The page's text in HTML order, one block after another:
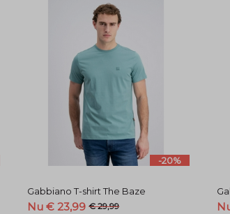
-20%
Gabbiano T-shirt The Baze
Nu € 23,99 € 29,99